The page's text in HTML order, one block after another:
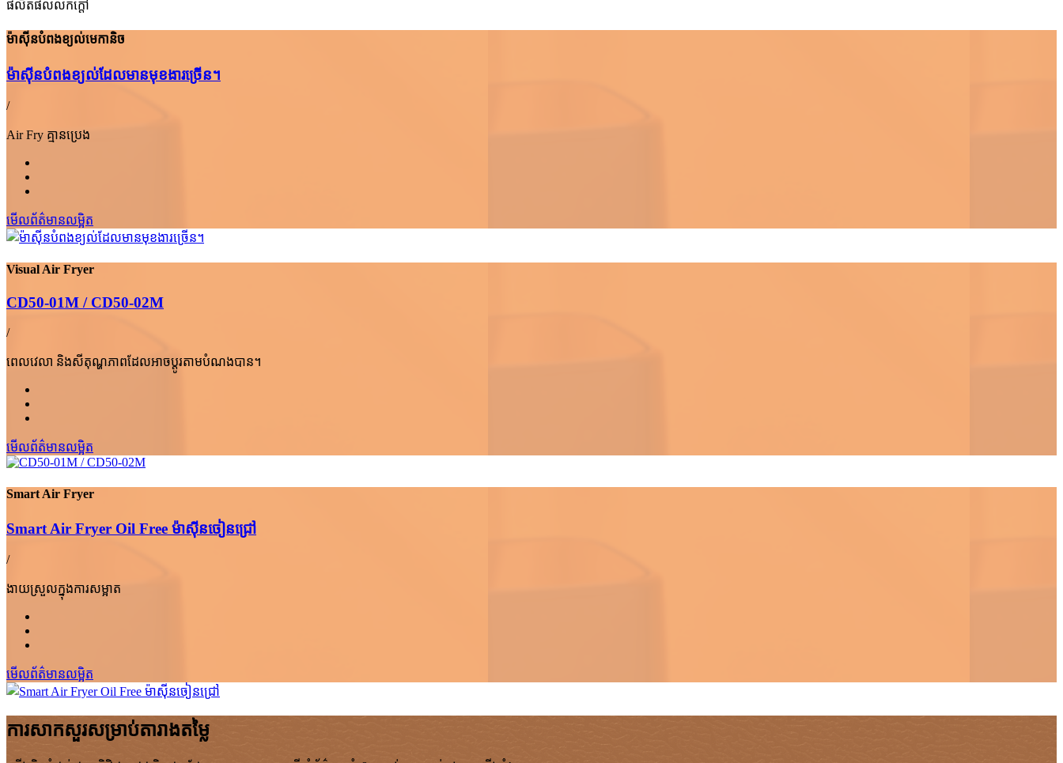
ផលិតផលលក់ក្តៅ
ម៉ាស៊ីនបំពងខ្យល់មេកានិច
ម៉ាស៊ីនបំពងខ្យល់ដែលមានមុខងារច្រើន។
/
Air Fry គ្មានប្រេង
មើលព័ត៌មានលម្អិត
Visual Air Fryer
CD50-01M / CD50-02M
/
ពេលវេលា និងសីតុណ្ហភាពដែលអាចប្ដូរតាមបំណងបាន។
មើលព័ត៌មានលម្អិត
Smart Air Fryer
Smart Air Fryer Oil Free ម៉ាស៊ីនចៀនជ្រៅ
/
ងាយស្រួលក្នុងការសម្អាត
មើលព័ត៌មានលម្អិត
ការសាកសួរសម្រាប់តារាងតម្លៃ